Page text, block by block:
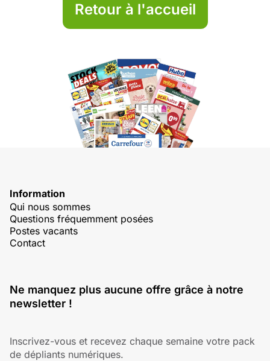
Retour à l'accueil
Information
Qui nous sommes
Questions fréquemment posées
Postes vacants
Contact
Ne manquez plus aucune offre grâce à notre
newsletter !
Inscrivez-vous et recevez chaque semaine votre pack
de dépliants numériques.